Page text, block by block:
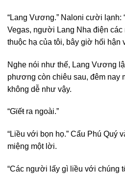
“Lang Vương.” Naloni cười lạnh:
Vegas, người Lang Nha điện
thuộc hạ của tôi, bây giờ hối hận
Nghe nói như thế, Lang Vương
phương còn chiêu sau, đêm nay
không dễ như vậy.
“Gϊếŧ ra ngoài.”
“Liều với bọn họ.” Cẩu Phú Quý
miệng một lời.
“Các người lấy gì liều với chúng